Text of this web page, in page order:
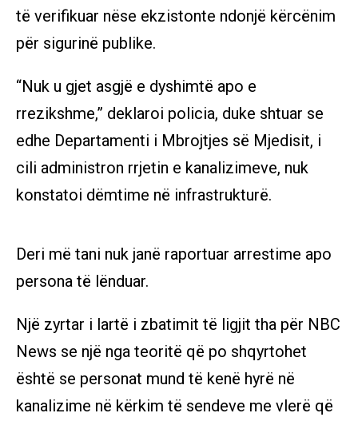
të verifikuar nëse ekzistonte ndonjë kërcënim
për sigurinë publike.
“Nuk u gjet asgjë e dyshimtë apo e
rrezikshme,” deklaroi policia, duke shtuar se
edhe Departamenti i Mbrojtjes së Mjedisit, i
cili administron rrjetin e kanalizimeve, nuk
konstatoi dëmtime në infrastrukturë.
Deri më tani nuk janë raportuar arrestime apo
persona të lënduar.
Një zyrtar i lartë i zbatimit të ligjit tha për NBC
News se një nga teoritë që po shqyrtohet
është se personat mund të kenë hyrë në
kanalizime në kërkim të sendeve me vlerë që